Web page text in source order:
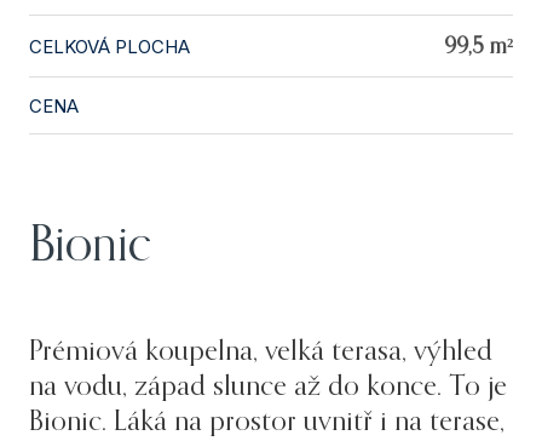
CELKOVÁ PLOCHA 99,5 m²
CENA
Bionic
Prémiová koupelna, velká terasa, výhled
na vodu, západ slunce až do konce. To je
Bionic. Láká na prostor uvnitř i na terase,